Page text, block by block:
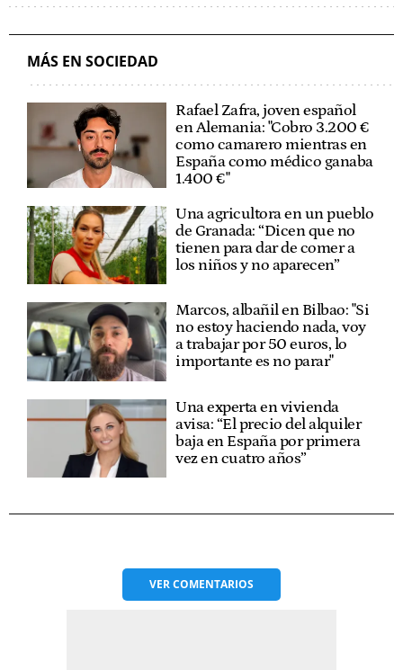
MÁS EN SOCIEDAD
Rafael Zafra, joven español
en Alemania: "Cobro 3.200 €
como camarero mientras en
España como médico ganaba
1.400 €"
Una agricultora en un pueblo
de Granada: “Dicen que no
tienen para dar de comer a
los niños y no aparecen”
Marcos, albañil en Bilbao: "Si
no estoy haciendo nada, voy
a trabajar por 50 euros, lo
importante es no parar"
Una experta en vivienda
avisa: “El precio del alquiler
baja en España por primera
vez en cuatro años”
VERCOMENTARIOS